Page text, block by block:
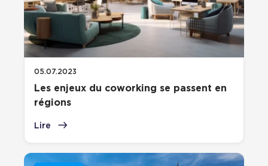
05.07.2023
Les enjeux du coworking se passent en
régions
Lire